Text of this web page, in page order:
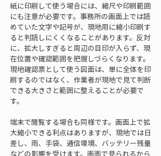
紙に印刷して使う場合には、縮尺や印刷範囲
にも注意が必要です。事務所の画面上では読
めていた文字や記号が、現地用に縮小印刷す
ると判読しにくくなることがあります。反対
に、拡大しすぎると周辺の目印が入らず、現
在位置や確認範囲を把握しづらくなります。
現地確認票として使う図面は、単に全体を印
刷するのではなく、作業者が現地で見て判断
できる大きさと範囲に整えることが必要で
す。
端末で閲覧する場合も同様です。画面上で拡
大縮小できる利点はありますが、現地では日
差し、雨、手袋、通信環境、バッテリー残量
などの影響を受けます。画面で見られるから